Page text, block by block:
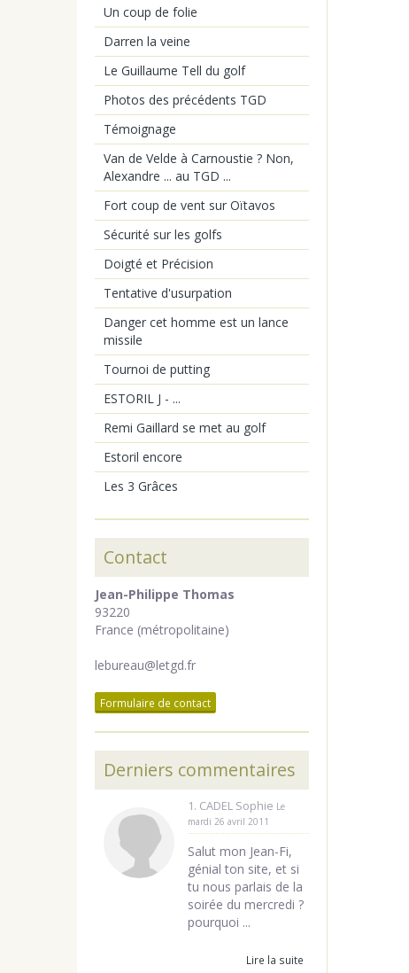
Un coup de folie
Darren la veine
Le Guillaume Tell du golf
Photos des précédents TGD
Témoignage
Van de Velde à Carnoustie ? Non,
Alexandre ... au TGD ...
Fort coup de vent sur Oïtavos
Sécurité sur les golfs
Doigté et Précision
Tentative d'usurpation
Danger cet homme est un lance
missile
Tournoi de putting
ESTORIL J - ...
Remi Gaillard se met au golf
Estoril encore
Les 3 Grâces
Contact
Jean-Philippe Thomas
93220
France (métropolitaine)
lebureau@letgd.fr
Formulaire de contact
Derniers commentaires
1. CADEL Sophie Le
mardi 26 avril 2011
Salut mon Jean-Fi,
génial ton site, et si
tu nous parlais de la
soirée du mercredi ?
pourquoi ...
Lire la suite